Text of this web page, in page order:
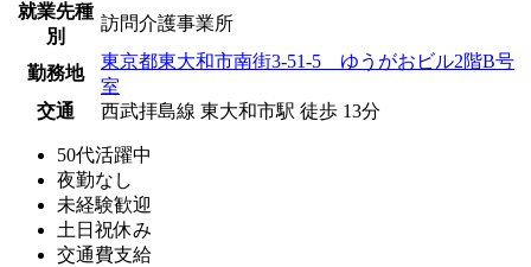
就業先種
別
訪問介護事業所
勤務地
東京都東大和市南街3-51-5 ゆうがおビル2階B号
室
交通
西武拝島線 東大和市駅 徒歩 13分
50代活躍中
夜勤なし
未経験歓迎
土日祝休み
交通費支給